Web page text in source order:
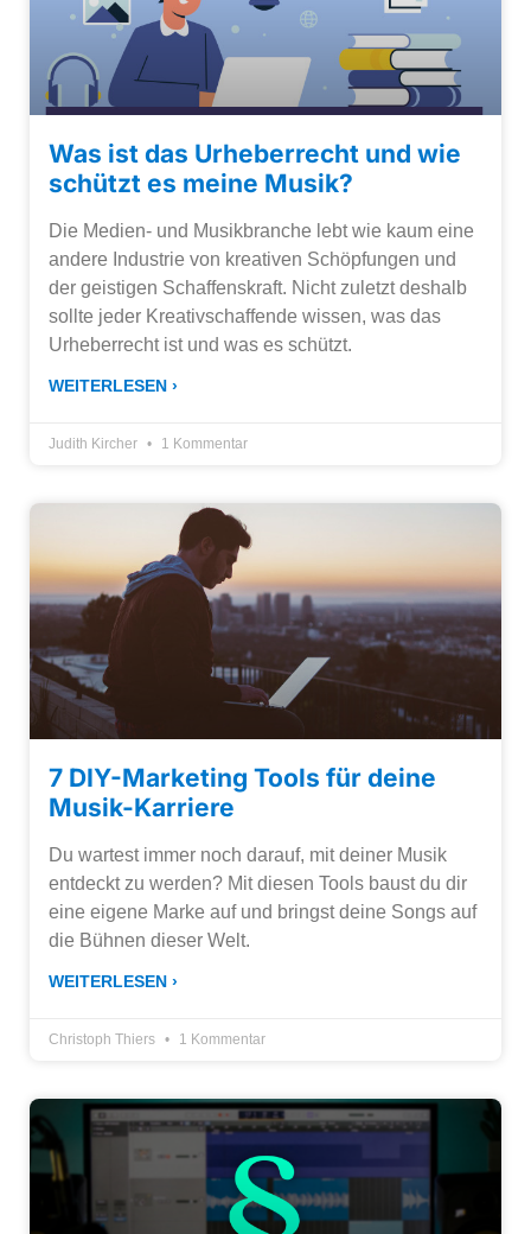
Was ist das Urheberrecht und wie
schützt es meine Musik?
Die Medien- und Musikbranche lebt wie kaum eine
andere Industrie von kreativen Schöpfungen und
der geistigen Schaffenskraft. Nicht zuletzt deshalb
sollte jeder Kreativschaffende wissen, was das
Urheberrecht ist und was es schützt.
WEITERLESEN ›
Judith Kircher 1 Kommentar
7 DIY-Marketing Tools für deine
Musik-Karriere
Du wartest immer noch darauf, mit deiner Musik
entdeckt zu werden? Mit diesen Tools baust du dir
eine eigene Marke auf und bringst deine Songs auf
die Bühnen dieser Welt.
WEITERLESEN ›
Christoph Thiers 1 Kommentar